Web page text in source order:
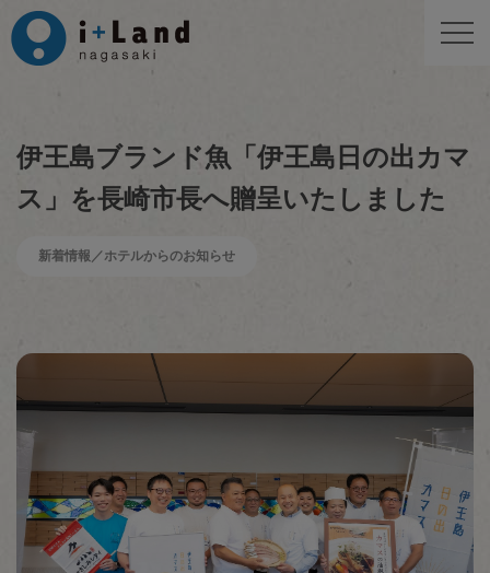
伊王島ブランド魚「伊王島日の出カマ
ス」を長崎市長へ贈呈いたしました
新着情報／ホテルからのお知らせ